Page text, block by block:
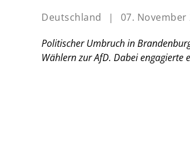
Deutschland | 07. November
Politischer Umbruch in
Wählern zur AfD. Dabei engagierte